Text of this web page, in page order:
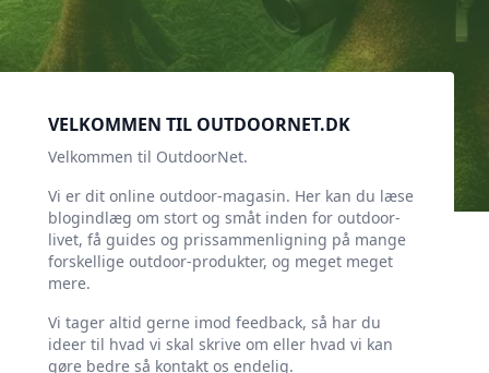
Sidebar
VELKOMMEN TIL OUTDOORNET.DK
Velkommen til OutdoorNet.
Vi er dit online outdoor-magasin. Her kan du læse
blogindlæg om stort og småt inden for outdoor-
livet, få guides og prissammenligning på mange
forskellige outdoor-produkter, og meget meget
mere.
Vi tager altid gerne imod feedback, så har du
ideer til hvad vi skal skrive om eller hvad vi kan
gøre bedre så kontakt os endelig.